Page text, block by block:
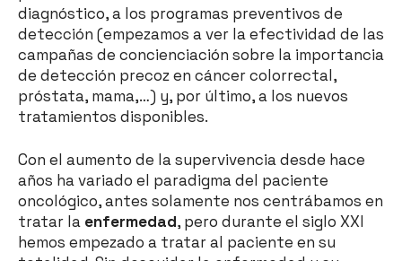
diagnóstico, a los programas preventivos de
detección (empezamos a ver la efectividad de las
campañas de concienciación sobre la importancia
de detección precoz en cáncer colorrectal,
próstata, mama,…) y, por último, a los nuevos
tratamientos disponibles.
Con el aumento de la supervivencia desde hace
años ha variado el paradigma del paciente
oncológico, antes solamente nos centrábamos en
tratar la enfermedad, pero durante el siglo XXI
hemos empezado a tratar al paciente en su